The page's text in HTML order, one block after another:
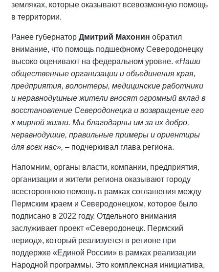
земляках, которые оказывают всевозможную помощь
в территории.
Ранее губернатор Дмитрий Махонин обратил
внимание, что помощь подшефному Северодонецку
высоко оценивают на федеральном уровне. «Наши
общественные организации и объединения края,
предприятия, волонтеры, медицинские работники
и неравнодушные жители вносят огромный вклад в
восстановление Северодонецка и возвращение его
к мирной жизни. Мы благодарны им за их добро,
неравнодушие, правильные примеры и ориентиры
для всех нас», – подчеркивал глава региона.
Напомним, органы власти, компании, предприятия,
организации и жители региона оказывают городу
всестороннюю помощь в рамках соглашения между
Пермским краем и Северодонецком, которое было
подписано в 2022 году. Отдельного внимания
заслуживает проект «Северодонецк. Пермский
период», который реализуется в регионе при
поддержке «Единой России» в рамках реализации
Народной программы. Это комплексная инициатива,